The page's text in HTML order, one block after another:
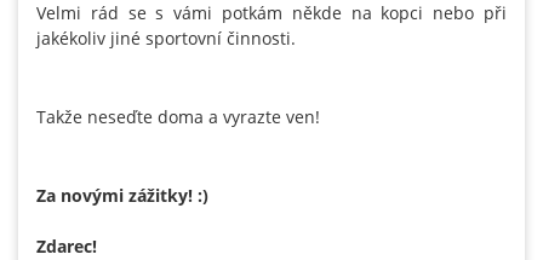
Velmi rád se s vámi potkám někde na kopci nebo při
jakékoliv jiné sportovní činnosti.
Takže neseďte doma a vyrazte ven!
Za novými zážitky! :)
Zdarec!